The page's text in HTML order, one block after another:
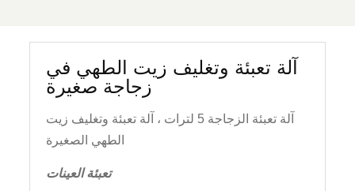
آلة تعبئة وتغليف زيت الطهي في
زجاجة صغيرة
آلة تعبئة الزجاجة 5 لترات ، آلة تعبئة وتغليف زيت
الطهي الصغيرة
تعبئة العينات